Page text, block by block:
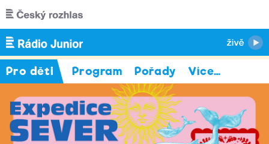
Přejít k hlavnímu obsahu
Pro děti Program Pořady Více…